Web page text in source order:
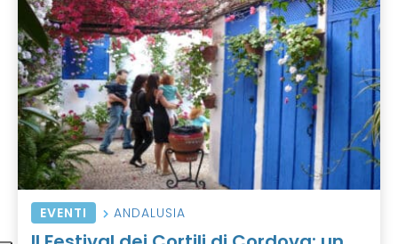
EVENTI ANDALUSIA